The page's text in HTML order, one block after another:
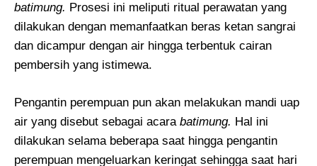
batimung. Prosesi ini meliputi ritual perawatan yang
dilakukan dengan memanfaatkan beras ketan sangrai
dan dicampur dengan air hingga terbentuk cairan
pembersih yang istimewa.
Pengantin perempuan pun akan melakukan mandi uap
air yang disebut sebagai acara batimung. Hal ini
dilakukan selama beberapa saat hingga pengantin
perempuan mengeluarkan keringat sehingga saat hari